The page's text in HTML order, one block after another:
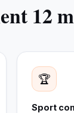
12
🏆
Sport